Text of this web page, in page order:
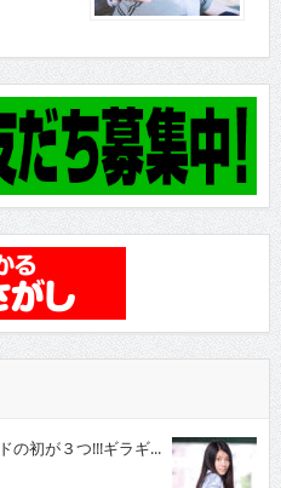
初が３つ!!!ギラギ...